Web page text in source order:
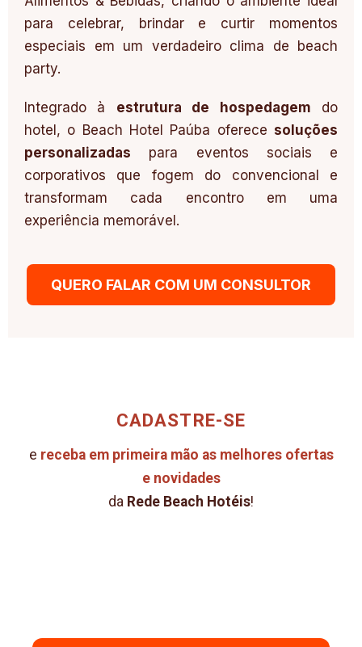
para celebrar, brindar e curtir momentos
especiais em um verdadeiro clima de beach
party.
Integrado à estrutura de hospedagem do
hotel, o Beach Hotel Paúba oferece soluções
personalizadas para eventos sociais e
corporativos que fogem do convencional e
transformam cada encontro em uma
experiência memorável.
QUERO FALAR COM UM CONSULTOR
CADASTRE-SE
e receba em primeira mão as melhores ofertas
e novidades
da Rede Beach Hotéis!